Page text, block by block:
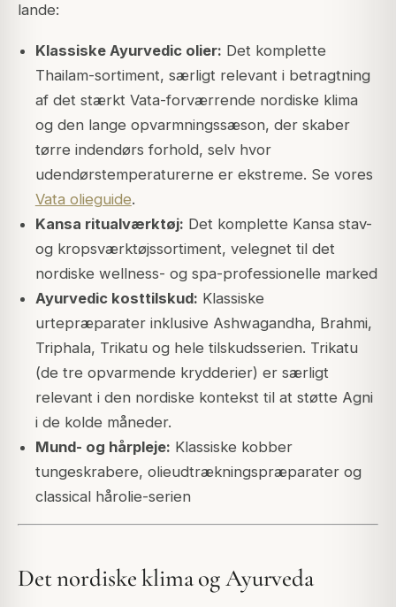
lande:
Klassiske Ayurvedic olier: Det komplette
Thailam-sortiment, særligt relevant i betragtning
af det stærkt Vata-forværrende nordiske klima
og den lange opvarmningssæson, der skaber
tørre indendørs forhold, selv hvor
udendørstemperaturerne er ekstreme. Se vores
Vata olieguide.
Kansa ritualværktøj: Det komplette Kansa stav-
og kropsværktøjssortiment, velegnet til det
nordiske wellness- og spa-professionelle marked
Ayurvedic kosttilskud: Klassiske
urtepræparater inklusive Ashwagandha, Brahmi,
Triphala, Trikatu og hele tilskudsserien. Trikatu
(de tre opvarmende krydderier) er særligt
relevant i den nordiske kontekst til at støtte Agni
i de kolde måneder.
Mund- og hårpleje: Klassiske kobber
tungeskrabere, olieudtrækningspræparater og
classical hårolie-serien
Det nordiske klima og Ayurveda